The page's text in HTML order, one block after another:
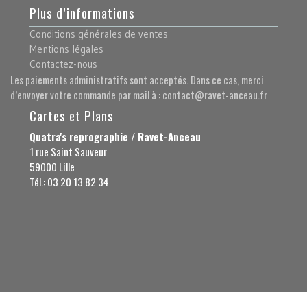
Plus d’informations
Conditions générales de ventes
Mentions légales
Contactez-nous
Les paiements administratifs sont acceptés. Dans ce cas, merci
d’envoyer votre commande par mail à : contact@ravet-anceau.fr
Cartes et Plans
Quatra's reprographie / Ravet-Anceau
1 rue Saint Sauveur
59000 Lille
Tél.: 03 20 13 82 34